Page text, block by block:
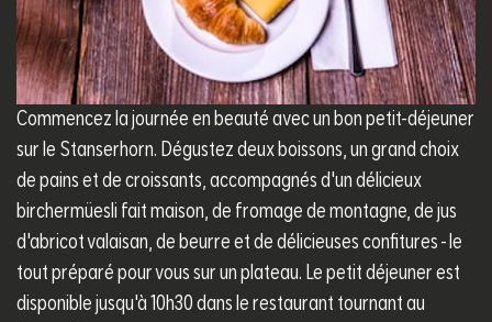
Commencez la journée en beauté avec un bon petit-déjeuner
sur le Stanserhorn. Dégustez deux boissons, un grand choix
de pains et de croissants, accompagnés d'un délicieux
birchermüesli fait maison, de fromage de montagne, de jus
d'abricot valaisan, de beurre et de délicieuses confitures - le
tout préparé pour vous sur un plateau. Le petit déjeuner est
disponible jusqu'à 10h30 dans le restaurant tournant au